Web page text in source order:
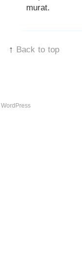
murat.
↑ Back to top
WordPress